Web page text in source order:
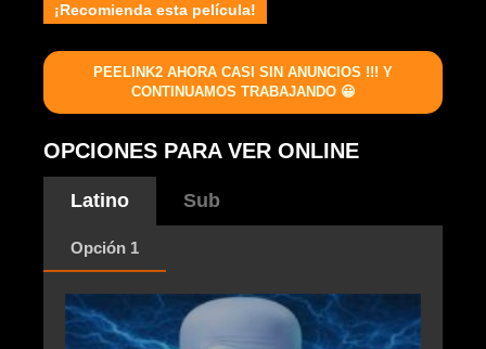
¡Recomienda esta película!
PEELINK2 AHORA CASI SIN ANUNCIOS !!! Y
CONTINUAMOS TRABAJANDO 😀
OPCIONES PARA VER ONLINE
Latino Sub
Opción 1